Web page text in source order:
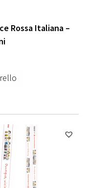
Rossa Italiana –